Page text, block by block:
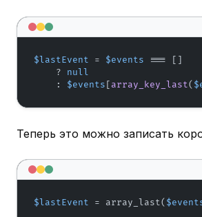
$lastEvent = $events === []
    ?
null
    :
$events [array_key_last(
Теперь это можно записать
$lastEvent = array_last(